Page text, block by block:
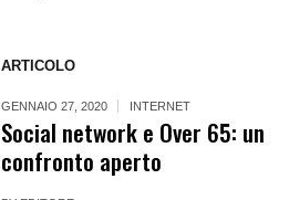
ARTICOLO
GENNAIO 27, 2020 INTERNET
Social network e Over 65: un
confronto aperto